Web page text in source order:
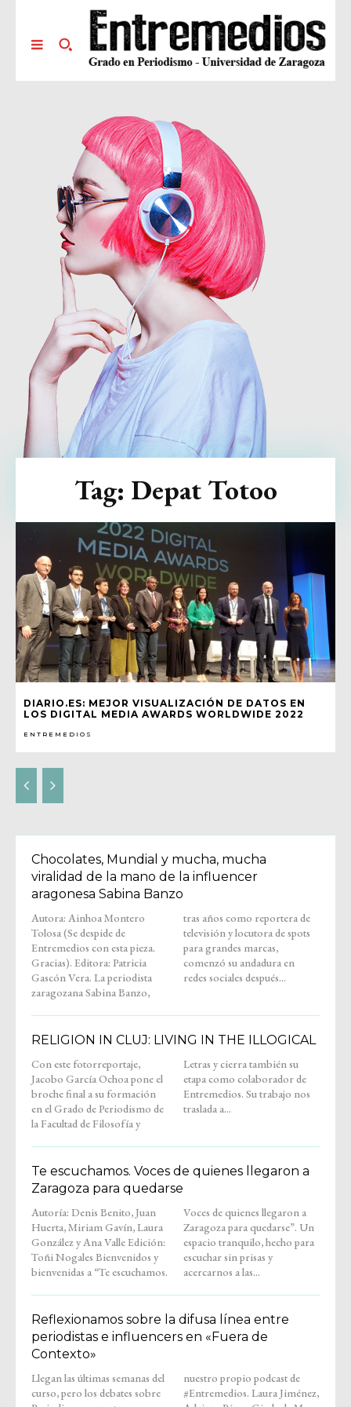
DIARIO.ES: MEJOR VISUALIZACIÓN DE DATOS EN
LOS DIGITAL MEDIA AWARDS WORLDWIDE 2022
ENTREMEDIOS
Tag: Depat Totoo
Chocolates, Mundial y mucha, mucha
viralidad de la mano de la influencer
aragonesa Sabina Banzo
Autora: Ainhoa Montero
Tolosa (Se despide de
Entremedios con esta pieza.
Gracias). Editora: Patricia
Gascón Vera. La periodista
zaragozana Sabina Banzo,
tras años como reportera de
televisión y locutora de spots
para grandes marcas,
comenzó su andadura en
redes sociales después...
RELIGION IN CLUJ: LIVING IN THE ILLOGICAL
Con este fotorreportaje,
Jacobo García Ochoa pone el
broche final a su formación
en el Grado de Periodismo de
la Facultad de Filosofía y
Letras y cierra también su
etapa como colaborador de
Entremedios. Su trabajo nos
traslada a...
Te escuchamos. Voces de quienes llegaron a
Zaragoza para quedarse
Autoría: Denis Benito, Juan
Huerta, Miriam Gavín, Laura
González y Ana Valle Edición:
Toñi Nogales Bienvenidos y
bienvenidas a “Te escuchamos.
Voces de quienes llegaron a
Zaragoza para quedarse”. Un
espacio tranquilo, hecho para
escuchar sin prisas y
acercarnos a las...
Reflexionamos sobre la difusa línea entre
periodistas e influencers en «Fuera de
Contexto»
Llegan las últimas semanas del
curso, pero los debates sobre
nuestro propio podcast de
#Entremedios. Laura Jiménez,